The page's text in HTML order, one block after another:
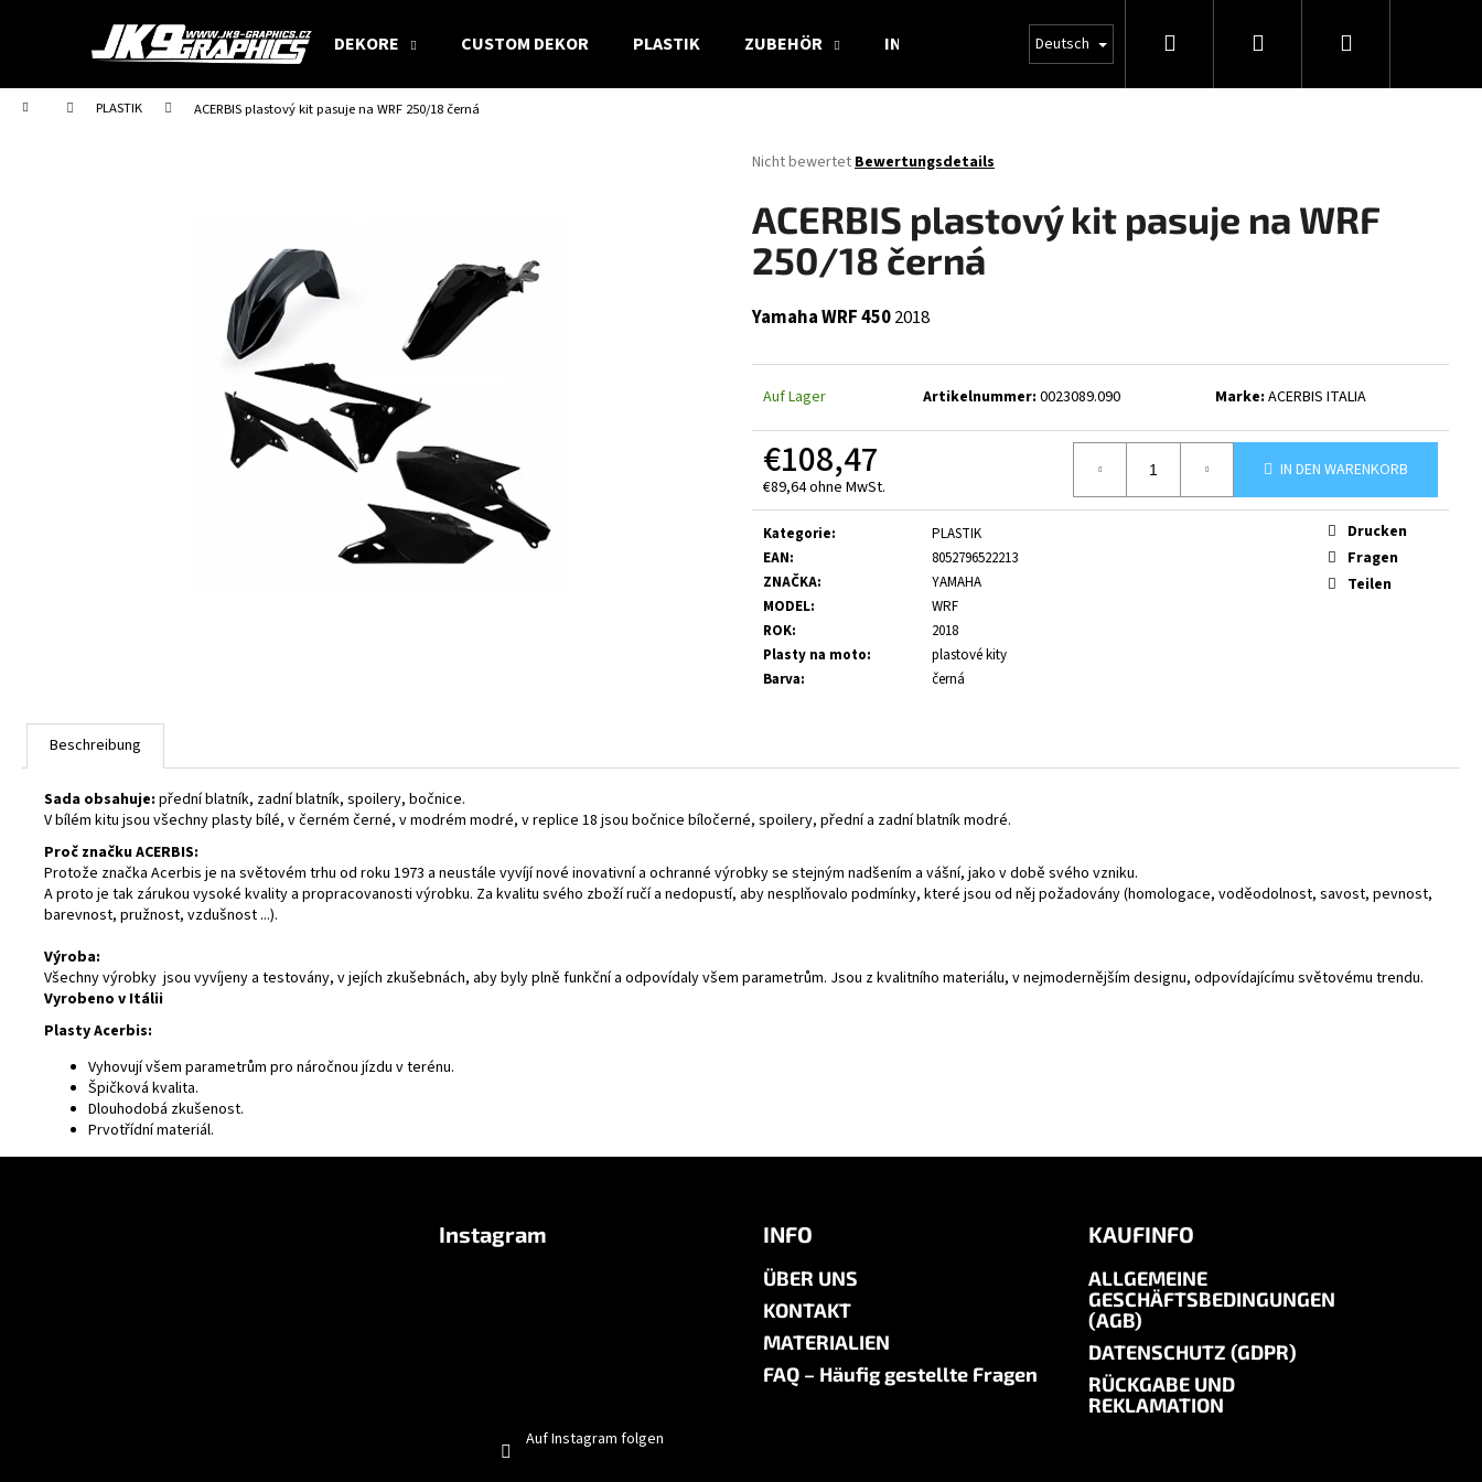
DEKORE CUSTOM DEKOR PLASTIK ZUBEHÖR INFO Deutsch Suchen Login Warenkorb
StartseitePLASTIK ACERBIS plastový kit pasuje na WRF 250/18 černá
Die
Produktbewertung
ist
0,0
von
Sternen.
Nicht bewertetBewertungsdetails
ACERBIS plastový kit pasuje na WRF
250/18 černá
Yamaha WRF 4502018
Auf Lager Artikelnummer: 0023089.090 Marke: ACERBIS ITALIA
€108,47
€89,64 ohne MwSt.
Verkaufspreis:
IN DEN WARENKORB
Kategorie:
PLASTIK
EAN:
8052796522213
ZNAČKA:
YAMAHA
MODEL:
WRF
ROK:
2018
Plasty na moto:
plastové kity
Barva: černá
Drucken
Fragen
Teilen
Beschreibung
Sada obsahuje: přední blatník, zadní blatník, spoilery, bočnice.
V bílém kitu jsou všechny plasty bílé, v černém černé, v modrém modré, v replice 18 jsou bočnice bíločerné, spoilery, přední a zadní blatník modré.
Proč značku ACERBIS:
Protože značka Acerbis je na světovém trhu od roku 1973 a neustále vyvíjí nové inovativní a ochranné výrobky se stejným nadšením a vášní, jako v době svého vzniku.
A proto je tak zárukou vysoké kvality a propracovanosti výrobku. Za kvalitu svého zboží ručí a nedopustí, aby nesplňovalo podmínky, které jsou od něj požadovány (homologace, voděodolnost, savost, pevnost,
barevnost, pružnost, vzdušnost ...).
Výroba:
Všechny výrobky jsou vyvíjeny a testovány, v jejích zkušebnách, aby byly plně funkční a odpovídaly všem parametrům. Jsou z kvalitního materiálu, v nejmodernějším designu, odpovídajícímu světovému trendu.
Vyrobeno v Itálii
Plasty Acerbis:
Vyhovují všem parametrům pro náročnou jízdu v terénu.
Špičková kvalita.
Dlouhodobá zkušenost.
Prvotřídní materiál.
e
Zurück
zum
Zurück
zum
SUCHEN
Instagram
Auf Instagram folgen
INFO
ÜBER UNS
KONTAKT
MATERIALIEN
FAQ – Häufig gestellte Fragen
KAUFINFO
ALLGEMEINE
GESCHÄFTSBEDINGUNGEN
(AGB)
DATENSCHUTZ (GDPR)
RÜCKGABE UND
REKLAMATION